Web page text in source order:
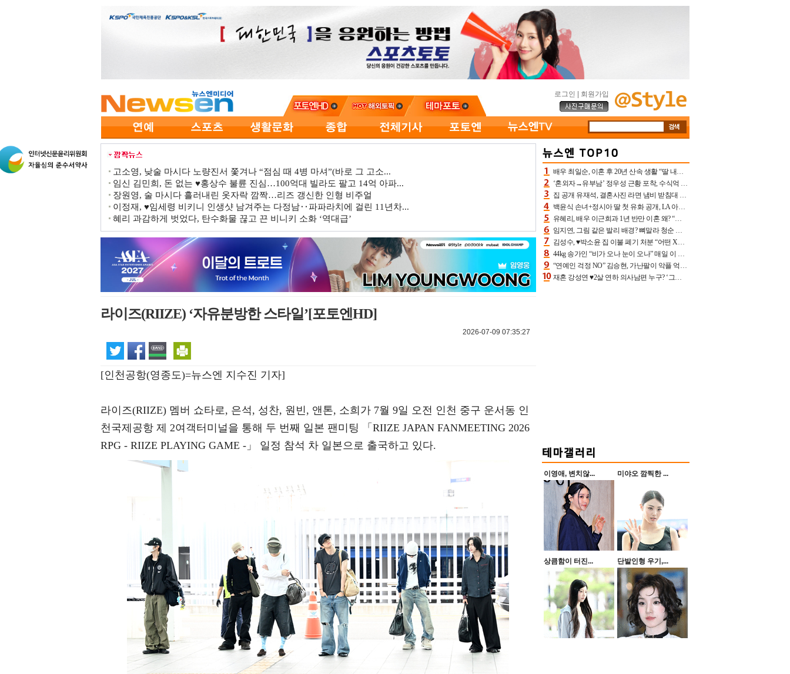
로그인 회원가입
고소영, 낮술 마시다 노량진서 쫓겨나 “점심 때 4병 마셔”(바로 그 고소...
임신 김민희, 돈 없는 ♥홍상수 불륜 진심…100억대 빌라도 팔고 14억 아파...
장원영, 술 마시다 흘러내린 옷자락 깜짝…리즈 갱신한 인형 비주얼
이정재, ♥임세령 비키니 인생샷 남겨주는 다정남‥파파라치에 걸린 11년차...
혜리 과감하게 벗었다, 탄수화물 끊고 끈 비니키 소화 ‘역대급’
라이즈(RIIZE) ‘자유분방한 스타일’[포토엔HD]
2026-07-09 07:35:27
[인천공항(영종도)=뉴스엔 지수진 기자]
라이즈(RIIZE) 멤버 쇼타로, 은석, 성찬, 원빈, 앤톤, 소희가 7월 9일 오전 인천 중구 운서동 인
천국제공항 제 2여객터미널을 통해 두 번째 일본 팬미팅 「RIIZE JAPAN FANMEETING 2026
RPG - RIIZE PLAYING GAME -」 일정 참석 차 일본으로 출국하고 있다.
배우 최일순, 이혼 후 20년 산속 생활 “딸 내가 버렸다고 원망‥맘 아파”(특종)[어제TV]
‘혼외자→유부남’ 정우성 근황 포착, 수식억 해킹 피해 후배 만났다 “존경하는”
집 공개 유재석, 결혼사진 라면 냄비 받침대 되고 분노‥가족사진도 피해(놀뭐)[어제TV]
백윤식 손녀+정시아 딸 첫 유화 공개, LA 아트쇼→서울국제조각페스타 작가다운 수준급 실력
유혜리, 배우 이근희과 1년 반만 이혼 왜? “식칼 꽂고 의자 던져” 충격 폭로(특종)[어제TV]
임지연, 그림 같은 발리 배경? 뼈말라 청순 비키니 핏에 상대 안 되네
김성수, ♥박소윤 집 이불 폐기 처분 “어떤 X이랑 썼을지 몰라” 질투(신랑수업2)[어제TV]
44kg 송가인 “비가 오나 눈이 오나” 매일 이 운동, 허벅지 근육량 상승+체지방 감소
“연예인 걱정 NO” 김승현, 가난팔이 악플 억울할만‥아내+딸과 日 여행
재혼 강성연 ♥2살 연하 의사남편 누구? ‘그알’ 자문의에 훈남 비주얼 초엘리트 스펙 [종합]
이영애, 변치않... 미야오 깜찍한 ...
상큼함이 터진... 단발인형 우기,...